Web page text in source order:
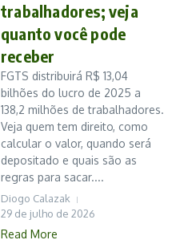
trabalhadores; veja
quanto você pode
receber
FGTS distribuirá R$ 13,04
bilhões do lucro de 2025 a
138,2 milhões de trabalhadores.
Veja quem tem direito, como
calcular o valor, quando será
depositado e quais são as
regras para sacar....
Diogo Calazak
29 de julho de 2026
Read More